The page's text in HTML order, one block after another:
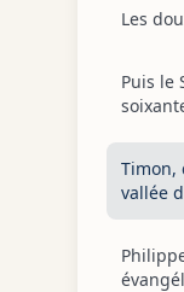
Les
Puis le
Timon,
vallée